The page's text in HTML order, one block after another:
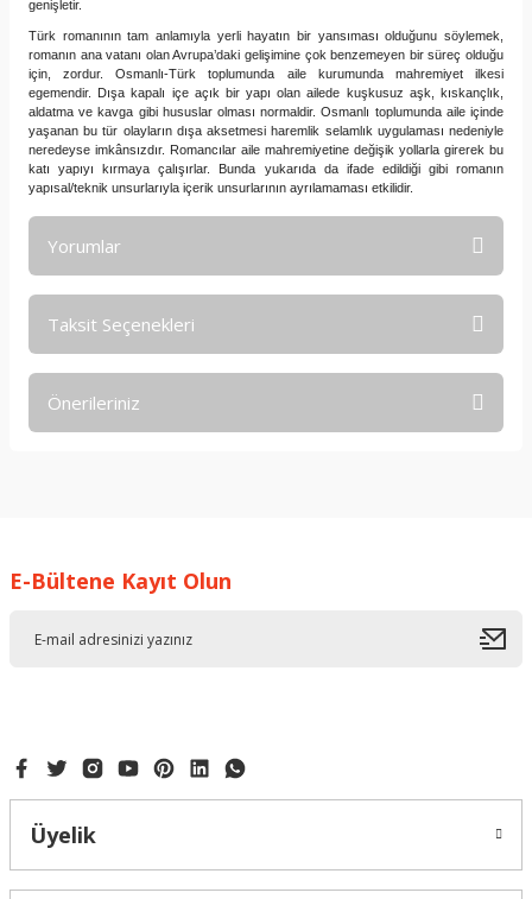
genişletir.
Türk romanının tam anlamıyla yerli hayatın bir yansıması olduğunu söylemek,
romanın ana vatanı olan Avrupa’daki gelişimine çok benzemeyen bir süreç olduğu
için, zordur. Osmanlı-Türk toplumunda aile kurumunda mahremiyet ilkesi
egemendir. Dışa kapalı içe açık bir yapı olan ailede kuşkusuz aşk, kıskançlık,
aldatma ve kavga gibi hususlar olması normaldir. Osmanlı toplumunda aile içinde
yaşanan bu tür olayların dışa aksetmesi haremlik selamlık uygulaması nedeniyle
neredeyse imkânsızdır. Romancılar aile mahremiyetine değişik yollarla girerek bu
katı yapıyı kırmaya çalışırlar. Bunda yukarıda da ifade edildiği gibi romanın
yapısal/teknik unsurlarıyla içerik unsurlarının ayrılamaması etkilidir.
Yorumlar
Taksit Seçenekleri
Önerileriniz
Ürün resmi kalitesiz, bozuk veya görüntülenemiyor.
E-Bültene Kayıt Olun
Üyelik